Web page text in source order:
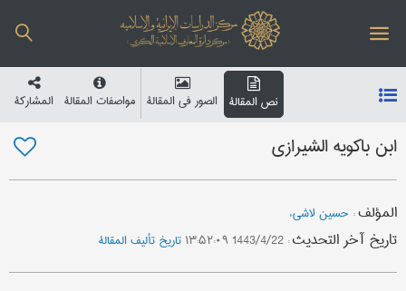
نص المقالة الصور في المقالة مواصفات المقالة المشارکة
ابن باکویه الشیرازي
المؤلف: حسین لاشیء
تاریخ آخر التحدیث: 1443/4/22 ۱۳:۵۲:۰۹ تاریخ تألیف المقالة